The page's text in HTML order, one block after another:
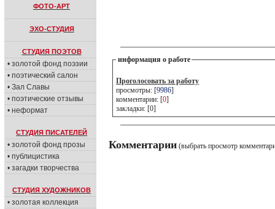
ФОТО-АРТ
ЭХО-СТУДИЯ
СТУДИЯ ПОЭТОВ
• золотой фонд поэзии
• поэтический салон
• Зал Славы
• поэтические отзывы
• неформат
СТУДИЯ ПИСАТЕЛЕЙ
• золотой фонд прозы
• публицистика
• загадки творчества
СТУДИЯ ХУДОЖНИКОВ
• золотая коллекция
информация о работе
Проголосовать за работу
просмотры: [9986]
комментарии: [0]
закладки: [0]
Комментарии (выбрать просмотр